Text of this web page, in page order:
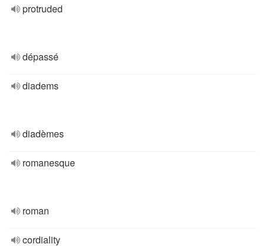
protruded
dépassé
diadems
diadèmes
romanesque
roman
cordiality